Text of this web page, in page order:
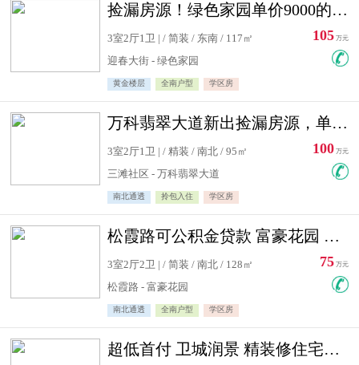
捡漏房源！绿色家园单价9000的大三居，实验小学永明双学区
3室2厅1卫 | / 简装 / 东南 / 117㎡
迎春大街 - 绿色家园
黄金楼层 全南户型 学区房
105 万元
万科翡翠大道新出捡漏房源，单价10500精装修
3室2厅1卫 | / 精装 / 南北 / 95㎡
三滩社区 - 万科翡翠大道
南北通透 拎包入住 学区房
100 万元
松霞路可公积金贷款 富豪花园 复式住宅急售送小棚
3室2厅2卫 | / 简装 / 南北 / 128㎡
松霞路 - 富豪花园
南北通透 全南户型 学区房
75 万元
超低首付 卫城润景 精装修住宅急售 可公积金贷款